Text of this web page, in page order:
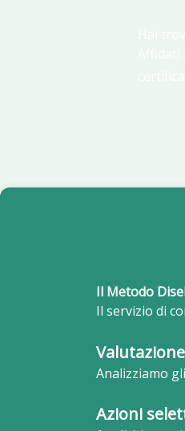
Il Metodo
Il servizio di
Analizziamo
Azioni